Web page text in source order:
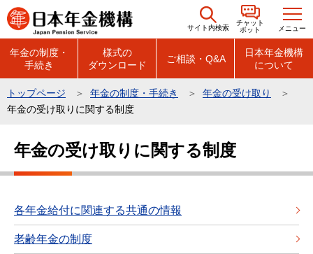
こ
の
の
す
サイト内検索
チャット
ボット
メニュー
年金の制度・
手続き
様式の
ダウンロード
ご相談・Q&A
日本年金機構
について
トップページ 年金の制度・手続き
年金の受け取り
年金の受け取りに関する制度
こ
年金の受け取りに関する制度
各年金給付に関連する共通の情報
老齢年金の制度